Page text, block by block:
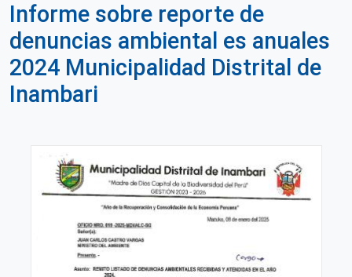
Informe sobre reporte de
denuncias ambiental es anuales
2024 Municipalidad Distrital de
Inambari